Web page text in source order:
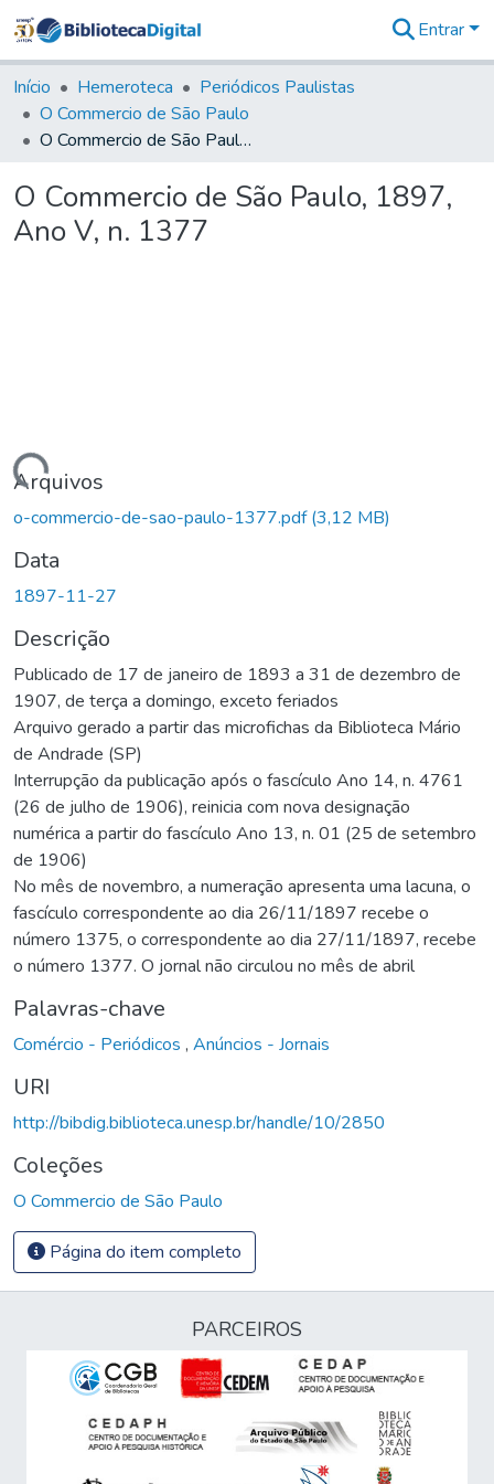
&
Coleções
Tudo na
Biblioteca
Estatísticas
Entrar
Início Hemeroteca
Periódicos Paulistas
O Commercio de São Paulo
O Commercio de São Paulo, 1897, Ano V, n. 1377
O Commercio de São Paulo, 1897,
Ano V, n. 1377
Arquivos
o-commercio-de-sao-paulo-1377.pdf(3,12 MB)
Data
1897-11-27
Descrição
Publicado de 17 de janeiro de 1893 a 31 de dezembro de
1907, de terça a domingo, exceto feriados
Arquivo gerado a partir das microfichas da Biblioteca Mário
de Andrade (SP)
Interrupção da publicação após o fascículo Ano 14, n. 4761
(26 de julho de 1906), reinicia com nova designação
numérica a partir do fascículo Ano 13, n. 01 (25 de setembro
de 1906)
No mês de novembro, a numeração apresenta uma lacuna, o
fascículo correspondente ao dia 26/11/1897 recebe o
número 1375, o correspondente ao dia 27/11/1897, recebe
o número 1377. O jornal não circulou no mês de abril
Palavras-chave
Comércio - Periódicos , Anúncios - Jornais
URI
http://bibdig.biblioteca.unesp.br/handle/10/2850
Coleções
O Commercio de São Paulo
Página do item completo
PARCEIROS